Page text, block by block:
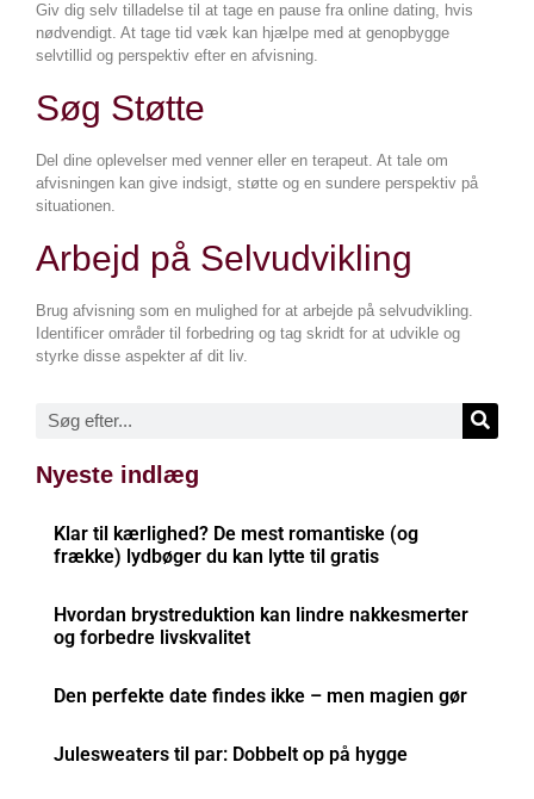
Giv dig selv tilladelse til at tage en pause fra online dating, hvis
nødvendigt. At tage tid væk kan hjælpe med at genopbygge
selvtillid og perspektiv efter en afvisning.
Søg Støtte
Del dine oplevelser med venner eller en terapeut. At tale om
afvisningen kan give indsigt, støtte og en sundere perspektiv på
situationen.
Arbejd på Selvudvikling
Brug afvisning som en mulighed for at arbejde på selvudvikling.
Identificer områder til forbedring og tag skridt for at udvikle og
styrke disse aspekter af dit liv.
Nyeste indlæg
Klar til kærlighed? De mest romantiske (og
frække) lydbøger du kan lytte til gratis
Hvordan brystreduktion kan lindre nakkesmerter
og forbedre livskvalitet
Den perfekte date findes ikke – men magien gør
Julesweaters til par: Dobbelt op på hygge